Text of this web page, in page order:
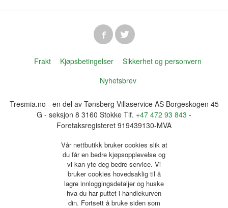
Frakt Kjøpsbetingelser
Sikkerhet og personvern
Nyhetsbrev
Tresmia.no - en del av Tønsberg-Villaservice AS Borgeskogen 45
G - seksjon 8 3160 Stokke Tlf. +47 472 93 843 -
Foretaksregisteret 919439130-MVA
Vår nettbutikk bruker cookies slik at
du får en bedre kjøpsopplevelse og
vi kan yte deg bedre service. Vi
bruker cookies hovedsaklig til å
lagre innloggingsdetaljer og huske
hva du har puttet i handlekurven
din. Fortsett å bruke siden som